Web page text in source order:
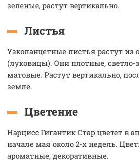
зеленые, растут вертикально.
Листья
Узколанцетные листья растут из
(луковицы). Они плотные, светло-
матовые. Растут вертикально,
земле.
Цветение
Нарцисс Гигантик Стар цветет в
начале мая около 2-х недель.
ароматные, декоративные.